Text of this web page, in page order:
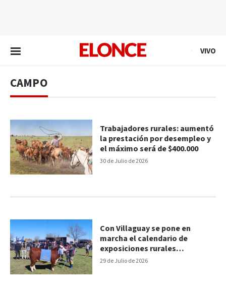
VIVO
CAMPO
30 de Julio de 2026
Trabajadores rurales: aumentó
la prestación por desempleo y
el máximo será de $400.000
29 de Julio de 2026
Con Villaguay se pone en
marcha el calendario de
exposiciones rurales
entrerrianas